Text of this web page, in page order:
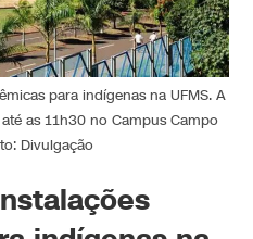
para indígenas na UFMS. A
as 11h30 no Campus Campo
Divulgação